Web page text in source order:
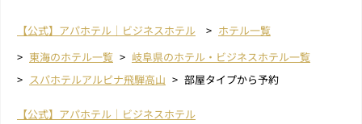
【公式】アパホテル｜ビジネスホテル
ホテル一覧
東海のホテル一覧
岐阜県のホテル・ビジネスホテル一覧
スパホテルアルピナ飛騨高山
部屋タイプから予約
【公式】アパホテル｜ビジネスホテル